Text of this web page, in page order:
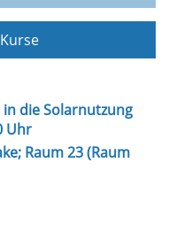
die Solarnutzung
Uhr
Raum 23 (Raum